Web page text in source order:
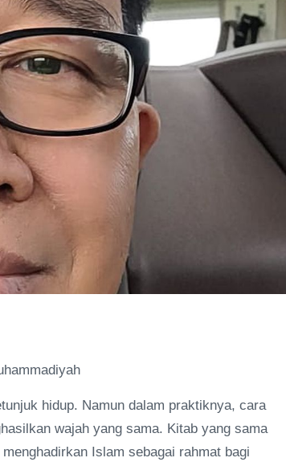
hidup. Namun dalam praktiknya, cara
wajah yang sama. Kitab yang sama
Islam sebagai rahmat bagi